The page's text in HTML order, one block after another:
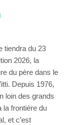
tiendra du 23
2026, la
du père dans le
Depuis 1976,
loin des grands
la frontière du
et c’est